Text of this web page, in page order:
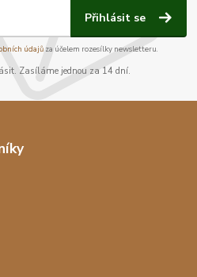
Přihlásit se
údajůza účelem rozesílky newsletteru.
Zasíláme jednou za 14 dní.